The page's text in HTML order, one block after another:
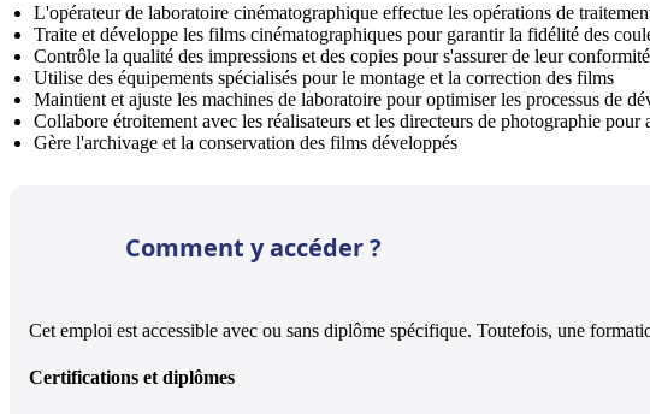
L'opérateur de laboratoire cinématographique effectue les opérations de
Traite et développe les films cinématographiques pour garantir la fidélité des
Contrôle la qualité des impressions et des copies pour s'assurer de leur
Utilise des équipements spécialisés pour le montage et la correction des films
Maintient et ajuste les machines de laboratoire pour optimiser les processus de
Collabore étroitement avec les réalisateurs et les directeurs de photographie pour
Gère l'archivage et la conservation des films développés
Comment y accéder ?
Cet emploi est accessible avec ou sans diplôme spécifique. Toutefois, une
Certifications et diplômes